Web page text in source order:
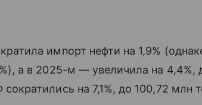
импорт нефти на 1,9%
а в 2025-м — увеличила на 4,4%,
на 7,1%, до 100,72 млн